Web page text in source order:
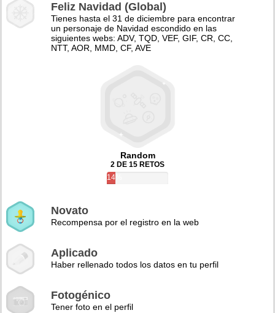
Feliz Navidad (Global)
Tienes hasta el 31 de diciembre para encontrar
un personaje de Navidad escondido en las
siguientes webs: ADV, TQD, VEF, GIF, CR, CC,
NTT, AOR, MMD, CF, AVE
Random
2 DE 15 RETOS
14%
Novato
Recompensa por el registro en la web
Aplicado
Haber rellenado todos los datos en tu perfil
Fotogénico
Tener foto en el perfil